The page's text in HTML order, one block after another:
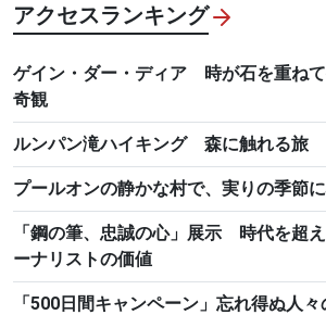
アクセスランキング
ゲイン・ダー・ディア 時が石を重ね
奇観
ルンパン滝ハイキング 森に触れる旅
プールオンの静かな村で、実りの季節
「鋼の筆、忠誠の心」展示 時代を超
ーナリストの価値
「500日間キャンペーン」忘れ得ぬ人々